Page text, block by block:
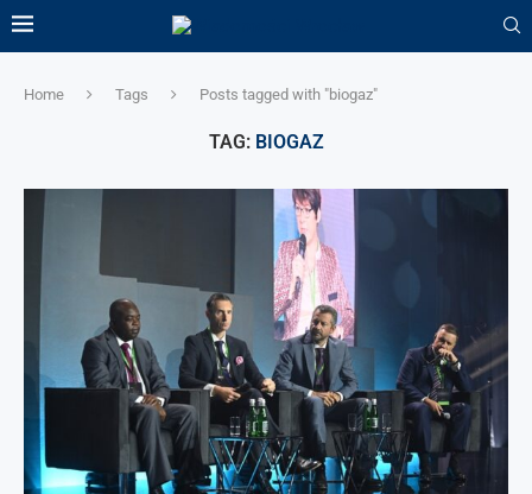
Home Tags Posts tagged with "biogaz"
TAG: BIOGAZ